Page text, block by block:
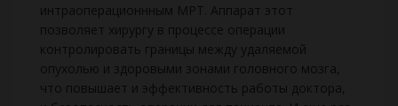
интраоперационнным МРТ. Аппарат этот
позволяет хирургу в процессе операции
контролировать границы между удаляемой
опухолью и здоровыми зонами головного мозга,
что повышает и эффективность работы доктора,